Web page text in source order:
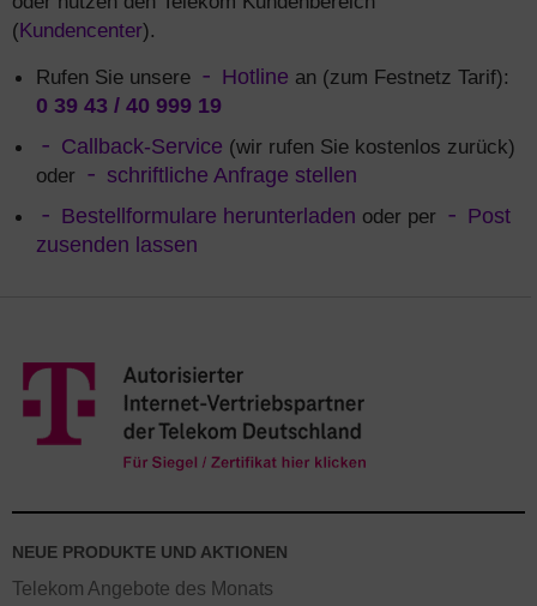
(Kundencenter).
Rufen Sie unsere
Hotline an (zum Festnetz Tarif):
0 39 43 / 40 999 19
Callback-Service (wir rufen Sie kostenlos zurück)
oder
schriftliche Anfrage stellen
Bestellformulare herunterladen oder per
Post
zusenden lassen
NEUE PRODUKTE UND AKTIONEN
Telekom Angebote des Monats